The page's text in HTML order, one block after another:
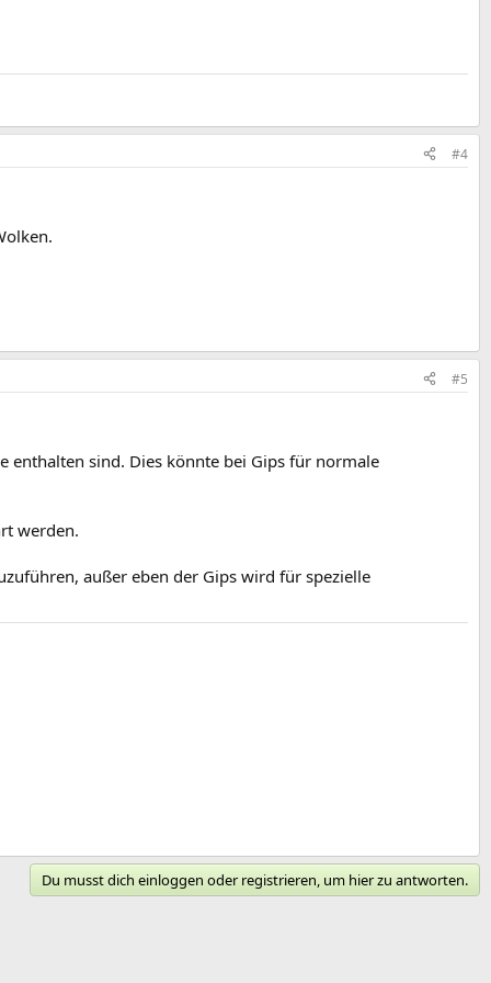
#4
#5
enthalten sind. Dies könnte bei Gips für normale
werden.
außer eben der Gips wird für spezielle
Du musst dich einloggen oder registrieren, um hier zu antworten.